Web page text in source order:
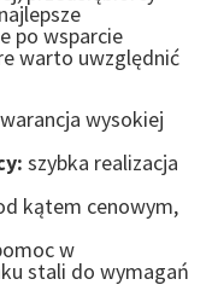
po wsparcie
warto uwzględnić
wysokiej
szybka realizacja
kątem cenowym,
w
stali do wymagań